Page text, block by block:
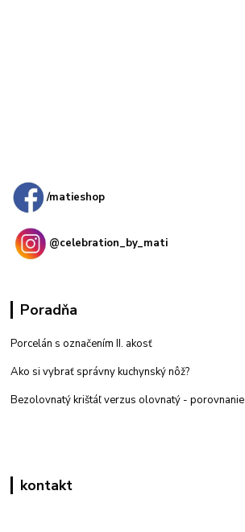
/matieshop
@celebration_by_mati
Poradňa
Porcelán s označením II. akosť
Ako si vybrať správny kuchynský nôž?
Bezolovnatý krištáľ verzus olovnatý - porovnanie
kontakt